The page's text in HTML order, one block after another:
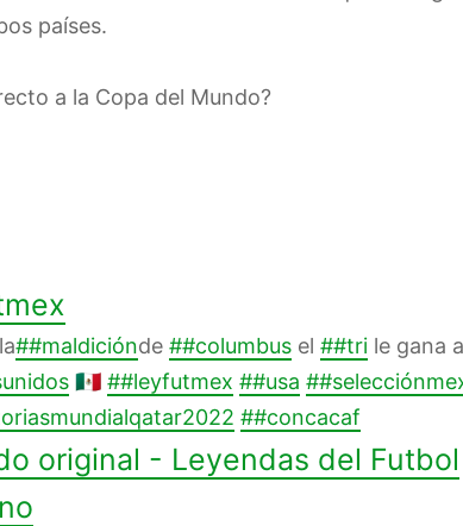
países.
a la Copa del Mundo?
##maldiciónde ##columbusel ##trile gana a
🇲🇽 ##leyfutmex ##usa
##concacaf
original - Leyendas del Futbol